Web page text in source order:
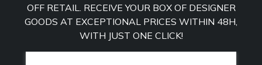
OFF RETAIL. RECEIVE YOUR BOX OF DESIGNER
GOODS AT EXCEPTIONAL PRICES WITHIN 48H,
WITH JUST ONE CLICK!